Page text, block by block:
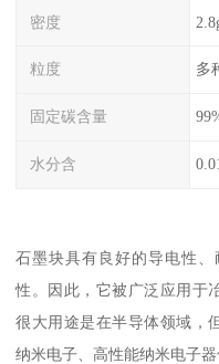
密度
粒度 多
固定碳含量
水分含
石墨块具有良好的导电性
性。因此，它被广泛应用于
很大用途是在半导体领域，
纳米电子、高性能纳米电子器